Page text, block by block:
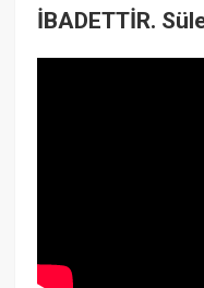
İBADETTİR.